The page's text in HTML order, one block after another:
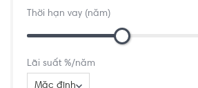
Thời hạn vay (năm)
Lãi suất %/năm
Mặc định